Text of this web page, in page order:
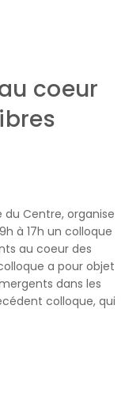
coeur
du Centre, organise
à 17h un colloque
au coeur des
a pour objet
dans les
colloque, qui